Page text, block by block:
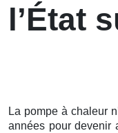
l’État
La pompe à chaleur
années pour devenir